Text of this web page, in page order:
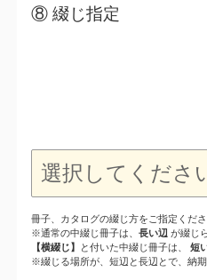
⑧ 綴じ指定
冊子、カタログの綴じ方をご指定くださ
※通常の中綴じ冊子は、長い辺 が綴じ
【横綴じ】
と付いた中綴じ冊子は、 短
※綴じる場所が、短辺と長辺とで、納期